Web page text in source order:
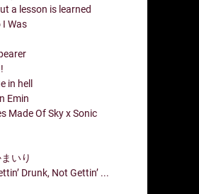
a lesson is learned
I Was
in hell
Emin
Made Of Sky x Sonic
いり
Drunk, Not Gettin’ ...